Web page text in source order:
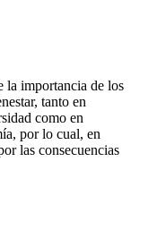
la importancia de los
tanto en
como en
por lo cual, en
las consecuencias